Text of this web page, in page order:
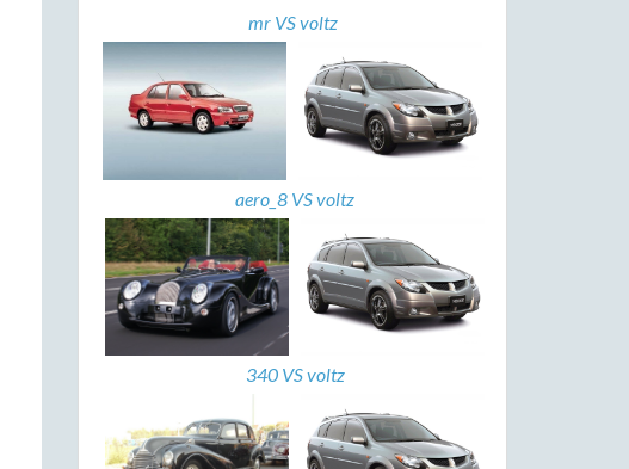
mr VS voltz
aero_8 VS voltz
340 VS voltz